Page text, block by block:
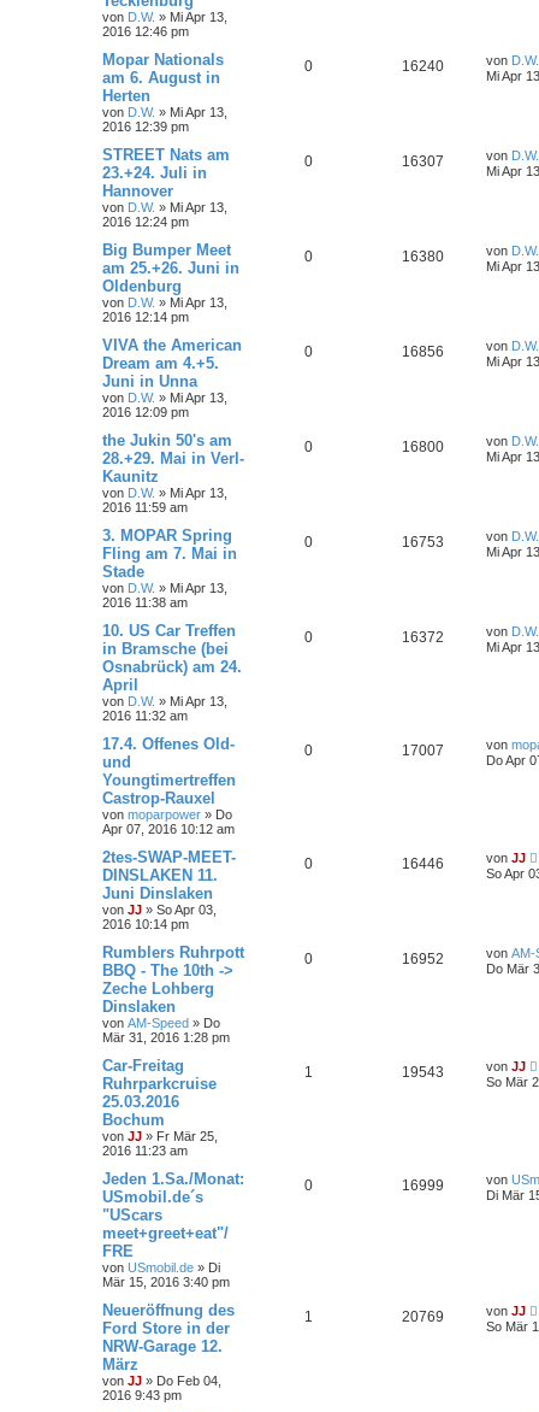
von D.W. » Mi Apr 13,
2016 12:46 pm
Mopar Nationals
am 6. August in
Herten
von D.W. » Mi Apr 13,
2016 12:39 pm
0 16240 von D.W.
Mi Apr
STREET Nats am
23.+24. Juli in
Hannover
von D.W. » Mi Apr 13,
2016 12:24 pm
0 16307 von D.W.
Mi Apr
Big Bumper Meet
am 25.+26. Juni in
Oldenburg
von D.W. » Mi Apr 13,
2016 12:14 pm
0 16380 von D.W.
Mi Apr
VIVA the American
Dream am 4.+5.
Juni in Unna
von D.W. » Mi Apr 13,
2016 12:09 pm
0 16856 von D.W.
Mi Apr
the Jukin 50's am
28.+29. Mai in Verl-
Kaunitz
von D.W. » Mi Apr 13,
2016 11:59 am
0 16800 von D.W.
Mi Apr
3. MOPAR Spring
Fling am 7. Mai in
Stade
von D.W. » Mi Apr 13,
2016 11:38 am
0 16753 von D.W.
Mi Apr
10. US Car Treffen
in Bramsche (bei
Osnabrück) am 24.
April
von D.W. » Mi Apr 13,
2016 11:32 am
0 16372 von D.W.
Mi Apr
17.4. Offenes Old-
und
Youngtimertreffen
Castrop-Rauxel
von moparpower » Do
Apr 07, 2016 10:12 am
0 17007 von
Do Apr
2tes-SWAP-MEET-
DINSLAKEN 11.
Juni Dinslaken
von JJ » So Apr 03,
2016 10:14 pm
0 16446 von JJ
So Apr
Rumblers Ruhrpott
BBQ - The 10th ->
Zeche Lohberg
Dinslaken
von AM-Speed » Do
Mär 31, 2016 1:28 pm
0 16952 von AM-
Do Mär
Car-Freitag
Ruhrparkcruise
25.03.2016
Bochum
von JJ » Fr Mär 25,
2016 11:23 am
1 19543 von JJ
So Mär
Jeden 1.Sa./Monat:
USmobil.de´s
"UScars
meet+greet+eat"/
FRE
von USmobil.de » Di
Mär 15, 2016 3:40 pm
0 16999 von
Di Mär
Neueröffnung des
Ford Store in der
NRW-Garage 12.
März
von JJ » Do Feb 04,
2016 9:43 pm
1 20769 von JJ
So Mär